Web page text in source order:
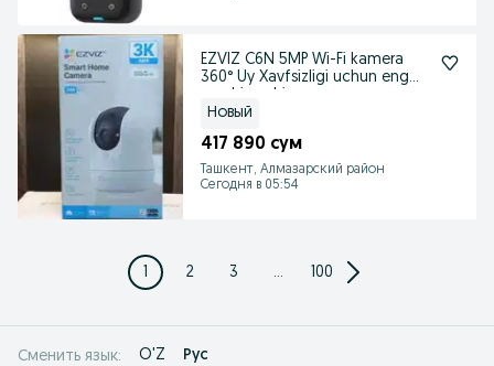
EZVIZ C6N 5MP Wi-Fi kamera
360° Uy Xavfsizligi uchun eng
Новый
417 890 сум
Ташкент, Алмазарский район
Сегодня в 05:54
1 2 3 ... 100
Сменить язык: O'Z Рус